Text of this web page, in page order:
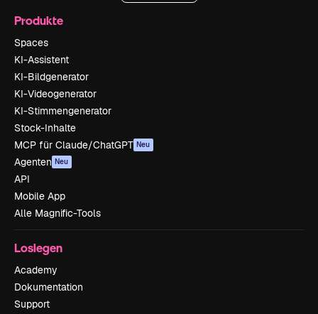
Produkte
Spaces
KI-Assistent
KI-Bildgenerator
KI-Videogenerator
KI-Stimmengenerator
Stock-Inhalte
MCP für Claude/ChatGPT Neu
Agenten Neu
API
Mobile App
Alle Magnific-Tools
Loslegen
Academy
Dokumentation
Support